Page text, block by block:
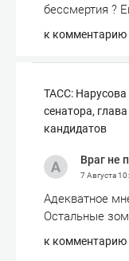
бессмертия ?
к комментарию
ТАСС: Нарусова
сенатора,
кандидатов
Враг не
7 Августа
Адекватное
Остальные
к комментарию